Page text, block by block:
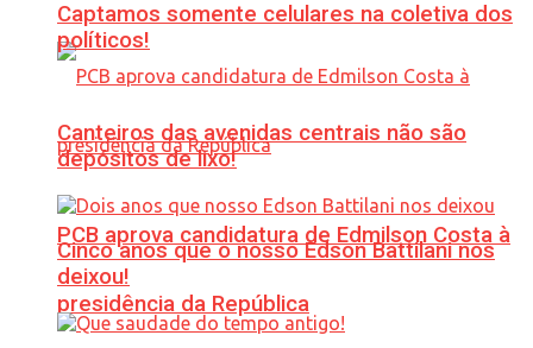
PCB aprova candidatura de Edmilson Costa à
presidência da República
Captamos somente celulares na coletiva dos
políticos!
Canteiros das avenidas centrais não são
depósitos de lixo!
Cinco anos que o nosso Edson Battilani nos
deixou!